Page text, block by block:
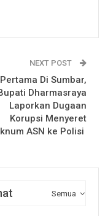
NEXT POST
Pertama Di Sumbar,
Dharmasraya
Laporkan Dugaan
Korupsi Menyeret
ASN ke Polisi
Semua